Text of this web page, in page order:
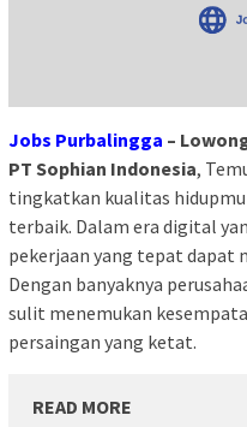
Jobs Purbalingga –
PT Sophian Indonesia,
tingkatkan kualitas
terbaik. Dalam era digital
pekerjaan yang tepat dapat
Dengan banyaknya
sulit menemukan
persaingan yang ketat.
READ MORE